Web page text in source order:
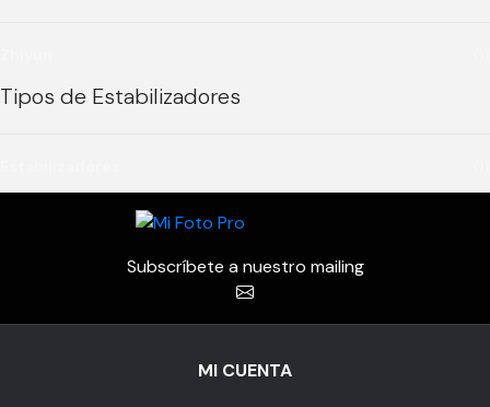
Tipos de Estabilizadores
Subscríbete a nuestro mailing
MI CUENTA